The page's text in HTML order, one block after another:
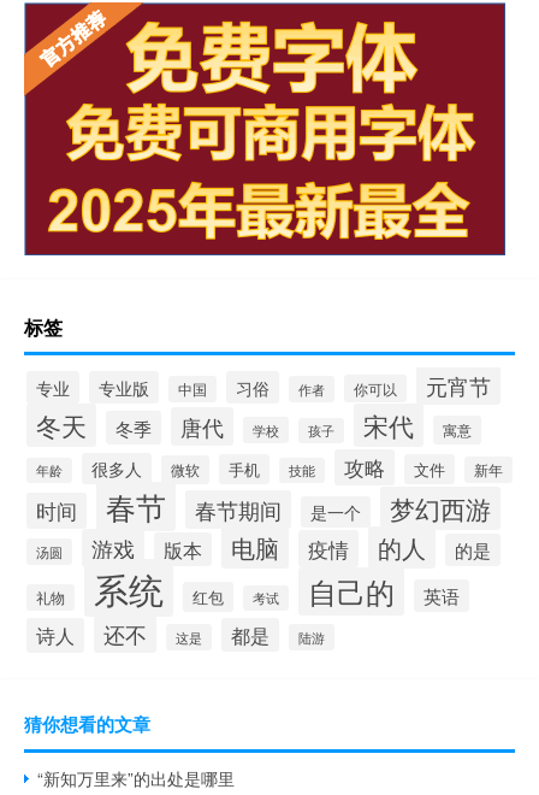
标签
专业 专业版 中国 习俗 作者 你可以 元宵节
冬天 冬季 唐代 学校 孩子 宋代 寓意
年龄 很多人 微软 手机 技能 攻略 文件 新年
时间 春节 春节期间 是一个 梦幻西游
汤圆 游戏 版本 电脑 疫情 的人 的是
礼物 系统 红包 考试 自己的 英语
诗人 还不 这是 都是 陆游
猜你想看的文章
“新知万里来”的出处是哪里